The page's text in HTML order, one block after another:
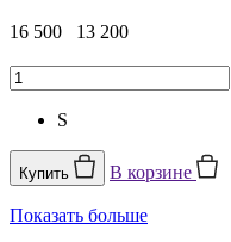
16 500 13 200
S
Купить В корзине
Показать больше